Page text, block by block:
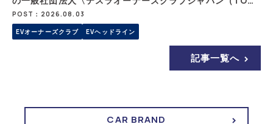
J）〉
POST：2026.08.03
EVオーナーズクラブ EVヘッドライン
記事一覧へ
CAR BRAND